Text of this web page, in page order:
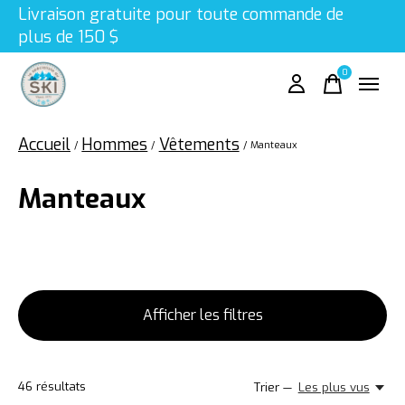
Livraison gratuite pour toute commande de
plus de 150 $
0items
Accueil / Hommes / Vêtements / Manteaux
Manteaux
Afficher les filtres
46 résultats Trier — Les plus vus